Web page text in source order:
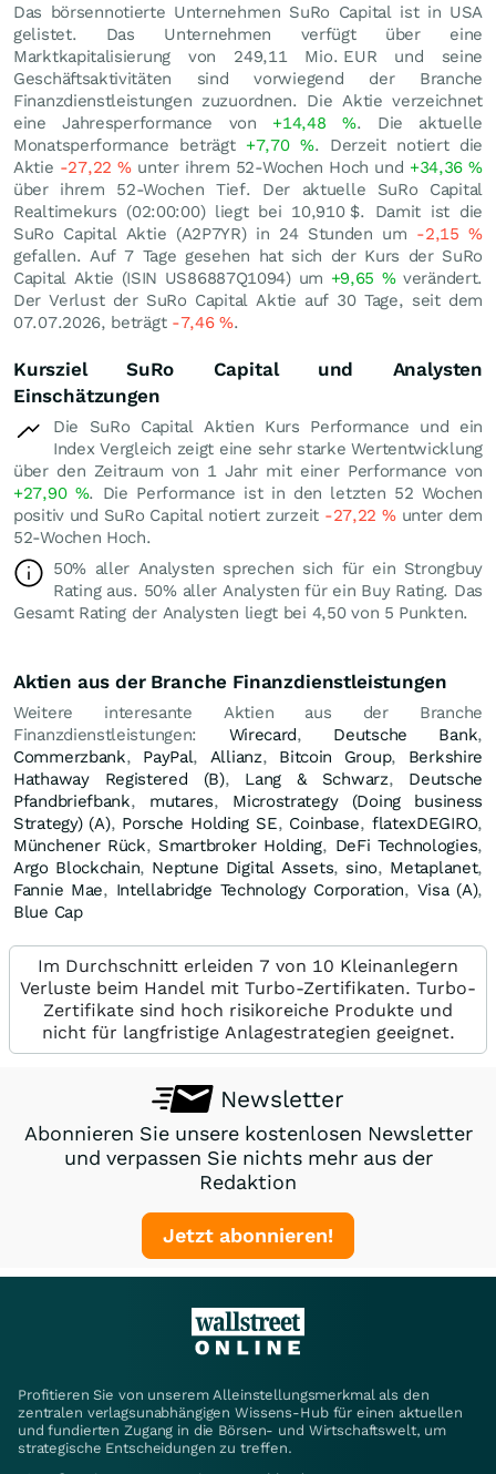
Das börsennotierte Unternehmen SuRo Capital ist in USA
gelistet. Das Unternehmen verfügt über eine
Marktkapitalisierung von 249,11 Mio. EUR und seine
Geschäftsaktivitäten sind vorwiegend der Branche
Finanzdienstleistungen zuzuordnen. Die Aktie verzeichnet
eine Jahresperformance von +14,48 %. Die aktuelle
Monatsperformance beträgt +7,70%. Derzeit notiert die
Aktie -27,22%unter ihrem 52-Wochen Hoch und +34,36%
über ihrem 52-Wochen Tief. Der aktuelle SuRo Capital
Realtimekurs (02:00:00) liegt bei 10,910 $. Damit ist die
SuRo Capital Aktie (A2P7YR) in 24 Stunden um -2,15%
gefallen. Auf 7 Tage gesehen hat sich der Kurs der SuRo
Capital Aktie (ISIN US86887Q1094) um +9,65 %verändert.
Der Verlust der SuRo Capital Aktie auf 30 Tage, seit dem
07.07.2026, beträgt -7,46%.
Kursziel SuRo Capital und Analysten
Einschätzungen
Die SuRo Capital Aktien Kurs Performance und ein
Index Vergleich zeigt eine sehr starke Wertentwicklung
über den Zeitraum von 1 Jahr mit einer Performance von
+27,90 %. Die Performance ist in den letzten 52 Wochen
positiv und SuRo Capital notiert zurzeit -27,22 %unter dem
52-Wochen Hoch.
50% aller Analysten sprechen sich für ein Strongbuy
Rating aus. 50% aller Analysten für ein Buy Rating. Das
Gesamt Rating der Analysten liegt bei 4,50 von 5 Punkten.
Aktien aus der Branche Finanzdienstleistungen
Weitere interesante Aktien aus der Branche
Finanzdienstleistungen: Wirecard, Deutsche Bank,
Commerzbank, PayPal, Allianz, Bitcoin Group, Berkshire
Hathaway Registered (B), Lang & Schwarz, Deutsche
Pfandbriefbank, mutares, Microstrategy (Doing business
Strategy) (A), Porsche Holding SE, Coinbase, flatexDEGIRO,
Münchener Rück, Smartbroker Holding, DeFi Technologies,
Argo Blockchain, Neptune Digital Assets,sino, Metaplanet,
Fannie Mae, Intellabridge Technology Corporation, Visa (A),
Blue Cap
Im Durchschnitt erleiden 7 von 10 Kleinanlegern
Verluste beim Handel mit Turbo-Zertifikaten. Turbo-
Zertifikate sind hoch risikoreiche Produkte und
nicht für langfristige Anlagestrategien geeignet.
Newsletter
Abonnieren Sie unsere kostenlosen Newsletter
und verpassen Sie nichts mehr aus der
Redaktion
Jetzt abonnieren!
Profitieren Sie von unserem Alleinstellungsmerkmal als den
zentralen verlagsunabhängigen Wissens-Hub für einen aktuellen
und fundierten Zugang in die Börsen- und Wirtschaftswelt, um
strategische Entscheidungen zu treffen.